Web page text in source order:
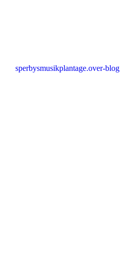
sperbysmusikplantage.over-blog